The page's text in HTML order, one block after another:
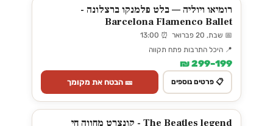
רומיאו ויוליה — בלט פלמנקו ברצלונה -
Barcelona Flamenco Ballet
📅 שבת, 20 פברואר ⏰ 13:00
📍 היכל התרבות פתח תקווה
199–299 ₪
📋 פרטים נוספים 🎫 הבטח את מקומך
The Beatles legend - קונצרט מחווה חי